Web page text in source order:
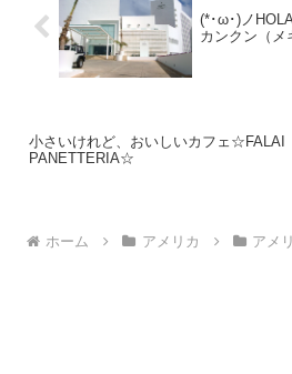
(*･ω･)ノ
カンクン（メ
小さいけれど、おいしいカフェ☆FALAI
PANETTERIA☆
ホーム アメリカ アメ